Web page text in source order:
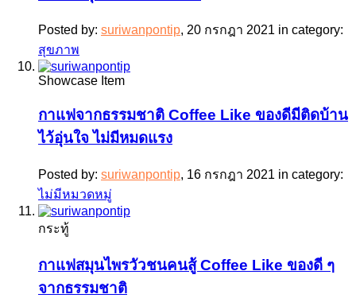
Posted by: suriwanpontip, 20 กรกฎา 2021 in category:
สุขภาพ
Showcase Item
กาแฟจากธรรมชาติ Coffee Like ของดีมีติดบ้าน
ไว้อุ่นใจ ไม่มีหมดแรง
Posted by: suriwanpontip, 16 กรกฎา 2021 in category:
ไม่มีหมวดหมู่
กระทู้
กาแฟสมุนไพรวัวชนคนสู้ Coffee Like ของดี ๆ
จากธรรมชาติ